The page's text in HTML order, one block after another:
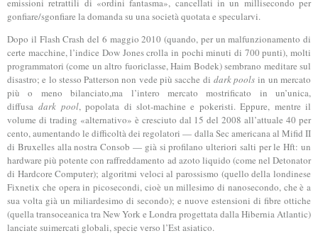
emissioni retrattili di «ordini fantasma», cancellati in un millisecondo per
gonfiare/sgonfiare la domanda su una società quotata e specularvi.
Dopo il Flash Crash del 6 maggio 2010 (quando, per un malfunzionamento di
certe macchine, l’indice Dow Jones crolla in pochi minuti di 700 punti), molti
programmatori (come un altro fuoriclasse, Haim Bodek) sembrano meditare sul
disastro; e lo stesso Patterson non vede più sacche di dark pools in un mercato
più o meno bilanciato,ma l’intero mercato mostrificato in un’unica,
diffusadark pool, popolata di slot-machine e pokeristi. Eppure, mentre il
volume di trading «alternativo» è cresciuto dal 15 del 2008 all’attuale 40 per
cento, aumentando le difficoltà dei regolatori — dalla Sec americana al Mifid II
di Bruxelles alla nostra Consob — già si profilano ulteriori salti per le Hft: un
hardware più potente con raffreddamento ad azoto liquido (come nel Detonator
di Hardcore Computer); algoritmi veloci al parossismo (quello della londinese
Fixnetix che opera in picosecondi, cioè un millesimo di nanosecondo, che è a
sua volta già un miliardesimo di secondo); e nuove estensioni di fibre ottiche
(quella transoceanica tra New York e Londra progettata dalla Hibernia Atlantic)
lanciate suimercati globali, specie verso l’Est asiatico.